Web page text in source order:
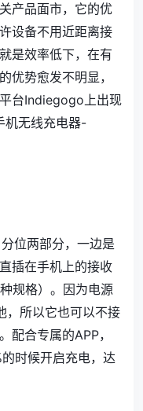
产品面市，它的优
设备不用近距离接
是效率低下，在有
优势愈发不明显，
台Indiegogo上出现
机无线充电器-
位两部分，一边是
插在手机上的接收
规格）。因为电源
，所以它也可以不接
配合专属的APP，
时候开启充电，达